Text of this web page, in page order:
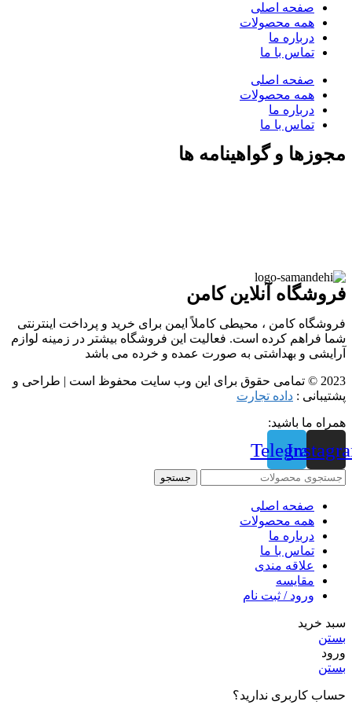
صفحه اصلی
همه محصولات
درباره ما
تماس با ما
صفحه اصلی
همه محصولات
درباره ما
تماس با ما
مجوزها و گواهینامه ها
فروشگاه آنلاین کامن
فروشگاه کامن ، محیطی کاملاً ایمن برای خرید و پرداخت اینترنتی
شما فراهم کرده است. فعالیت این فروشگاه بیشتر در زمینه لوازم
آرایشی و بهداشتی به صورت عمده و خرده می باشد
2023 © تمامی حقوق برای این وب سایت محفوظ است | طراحی و
پشتیبانی : داده تجارت
همراه ما باشید:
Telegram
جستجو
صفحه اصلی
همه محصولات
درباره ما
تماس با ما
علاقه مندی
مقايسه
ورود / ثبت نام
سبد خرید
بستن
ورود
بستن
حساب کاربری ندارید؟